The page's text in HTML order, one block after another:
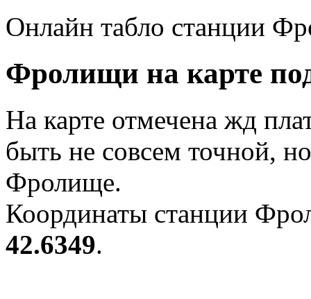
Онлайн табло станции
Фролищи на карте
На карте отмечена жд
быть не совсем точной,
Фролище.
Координаты станции
42.6349.